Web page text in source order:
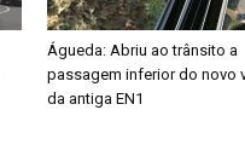
Águeda: Abriu ao trânsito a
passagem inferior do novo
da antiga EN1